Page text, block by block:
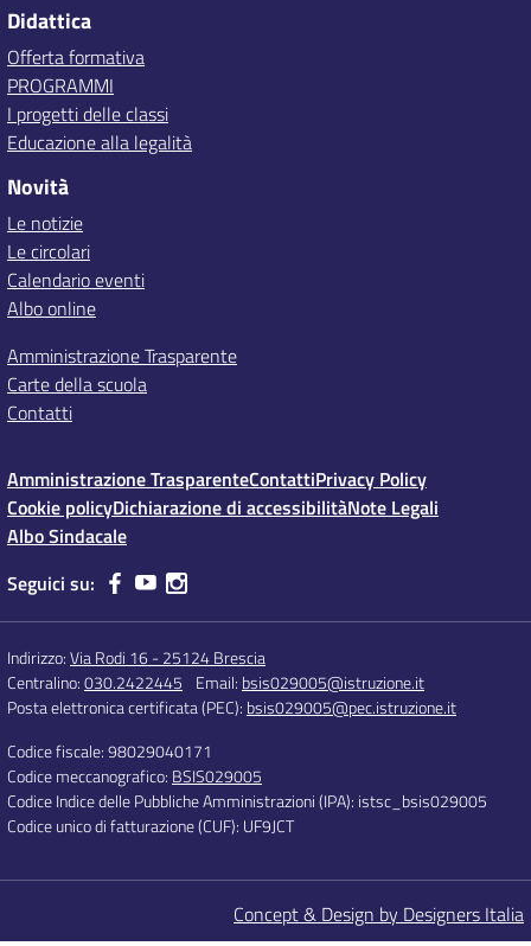
Didattica
Offerta formativa
PROGRAMMI
I progetti delle classi
Educazione alla legalità
Novità
Le notizie
Le circolari
Calendario eventi
Albo online
Amministrazione Trasparente
Carte della scuola
Contatti
Amministrazione TrasparenteContattiPrivacy Policy
Cookie policyDichiarazione di accessibilitàNote Legali
Albo Sindacale
Seguici su:
Indirizzo:Via Rodi 16 - 25124 Brescia
Centralino:030.2422445 Email: bsis029005@istruzione.it
Posta elettronica certificata (PEC): bsis029005@pec.istruzione.it
Codice fiscale: 98029040171
Codice meccanografico: BSIS029005
Codice Indice delle Pubbliche Amministrazioni (IPA): istsc_bsis029005
Codice unico di fatturazione (CUF): UF9JCT
Concept & Design by Designers Italia